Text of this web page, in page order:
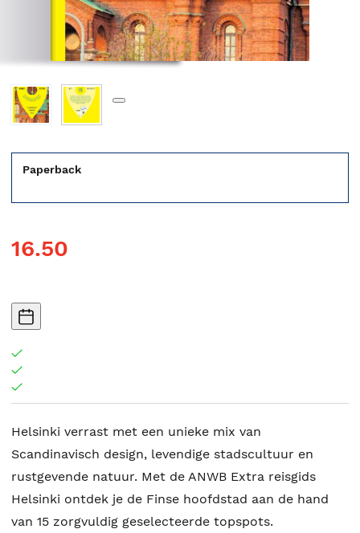
Paperback
16.50
Helsinki verrast met een unieke mix van
Scandinavisch design, levendige stadscultuur en
rustgevende natuur. Met de ANWB Extra reisgids
Helsinki ontdek je de Finse hoofdstad aan de hand
van 15 zorgvuldig geselecteerde topspots.